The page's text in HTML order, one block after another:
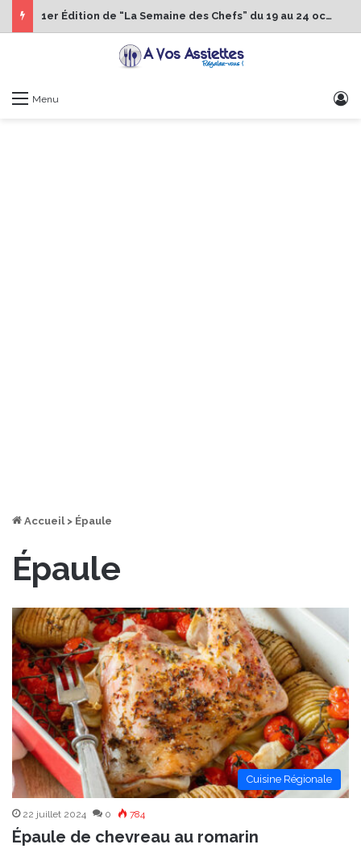
1er Édition de “La Semaine des Chefs” du 19 au 24 octobre 2026
Menu
Accueil > Épaule
Épaule
Cuisine Régionale
22 juillet 2024 0 784
Épaule de chevreau au romarin